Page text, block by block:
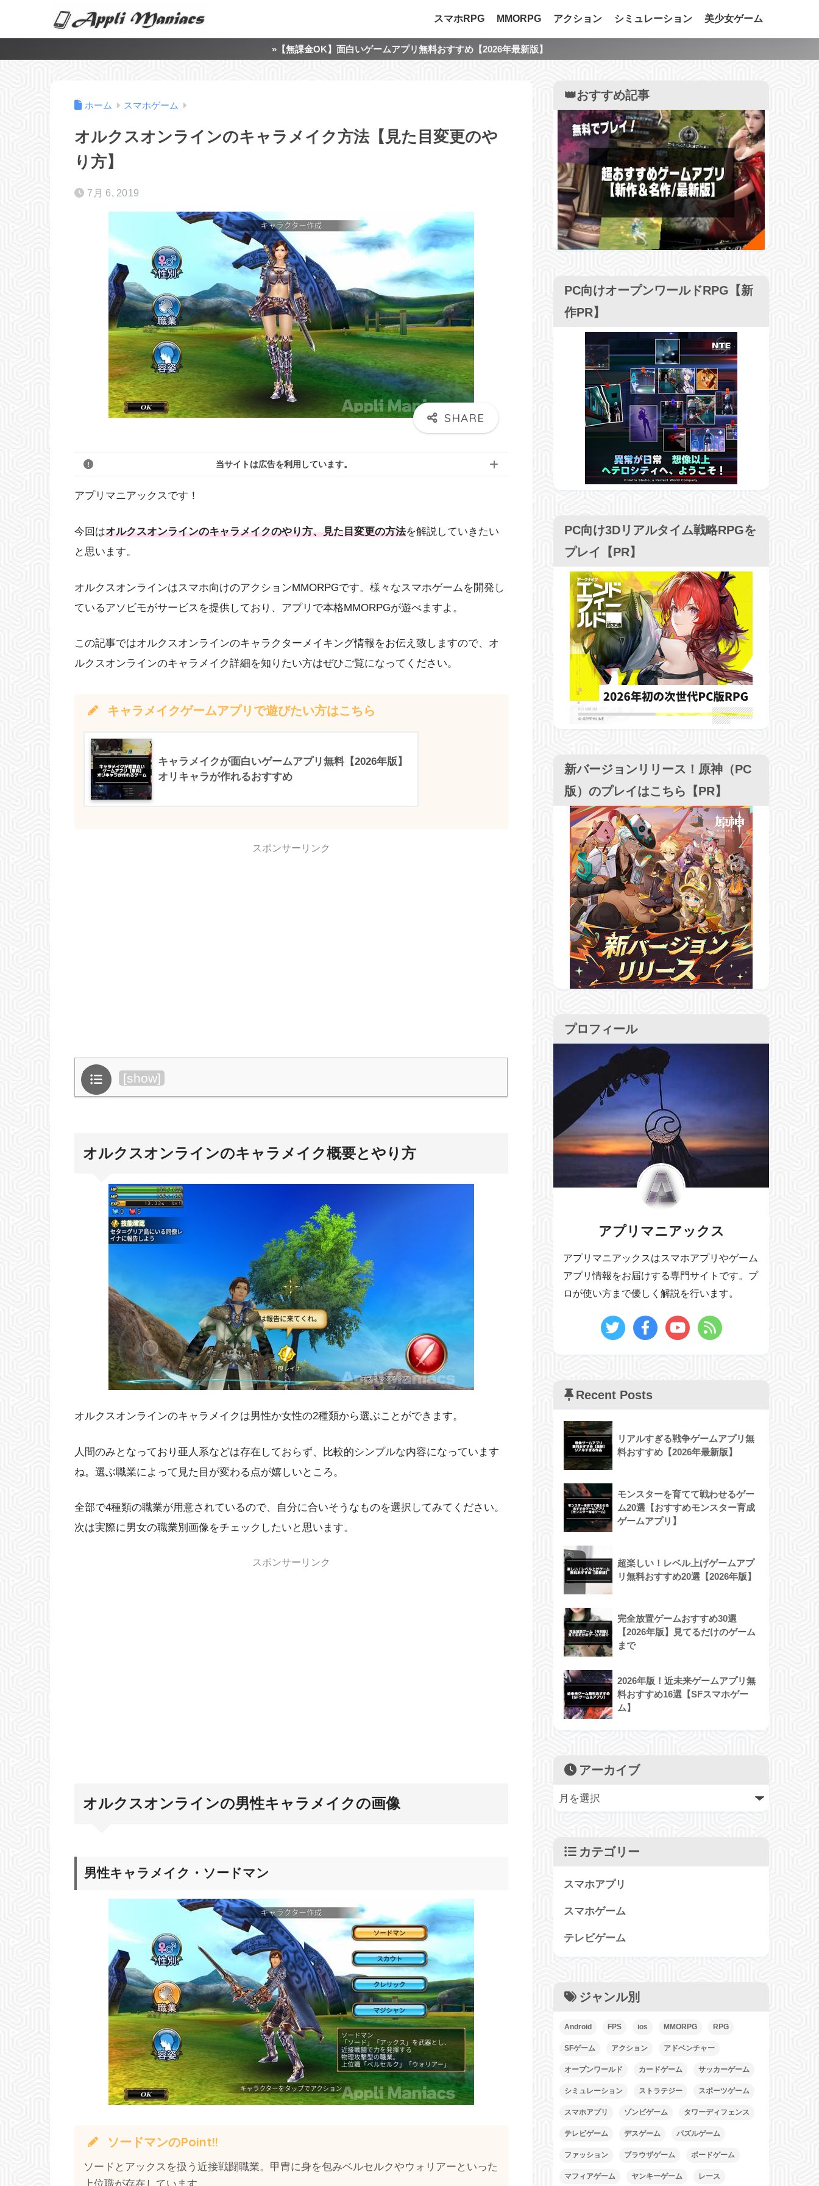
スマホRPG MMORPG アクション シミュレーション 美少女ゲーム
»【無課金OK】面白いゲームアプリ無料おすすめ【2026年最新版】
ホーム スマホゲーム
オルクスオンラインのキャラメイク方法【見た目変更のや
り方】
7月 6, 2019
当サイトは広告を利用しています。
アプリマニアックスです！
今回はオルクスオンラインのキャラメイクのやり方、見た目変更の方法を解説していきたい
と思います。
オルクスオンラインはスマホ向けのアクションMMORPGです。様々なスマホゲームを開発し
ているアソビモがサービスを提供しており、アプリで本格MMORPGが遊べますよ。
この記事ではオルクスオンラインのキャラクターメイキング情報をお伝え致しますので、オ
ルクスオンラインのキャラメイク詳細を知りたい方はぜひご覧になってください。
キャラメイクゲームアプリで遊びたい方はこちら
キャラメイクが面白いゲームアプリ無料【2026年版】
オリキャラが作れるおすすめ
スポンサーリンク
目次 [show]
オルクスオンラインのキャラメイク概要とやり方
オルクスオンラインのキャラメイクは男性か女性の2種類から選ぶことができます。
人間のみとなっており亜人系などは存在しておらず、比較的シンプルな内容になっています
ね。選ぶ職業によって見た目が変わる点が嬉しいところ。
全部で4種類の職業が用意されているので、自分に合いそうなものを選択してみてください。
次は実際に男女の職業別画像をチェックしたいと思います。
スポンサーリンク
オルクスオンラインの男性キャラメイクの画像
男性キャラメイク・ソードマン
ソードマンのPoint!!
ソードとアックスを扱う近接戦闘職業。甲冑に身を包みベルセルクやウォリアーといった
👑おすすめ記事
PC向けオープンワールドRPG【新
作PR】
PC向け3Dリアルタイム戦略RPGを
プレイ【PR】
新バージョンリリース！原神（PC
版）のプレイはこちら【PR】
プロフィール
アプリマニアックス
アプリマニアックスはスマホアプリやゲーム
アプリ情報をお届けする専門サイトです。プ
ロが使い方まで優しく解説を行います。
Recent Posts
リアルすぎる戦争ゲームアプリ無
料おすすめ【2026年最新版】
モンスターを育てて戦わせるゲー
ム20選【おすすめモンスター育成
ゲームアプリ】
超楽しい！レベル上げゲームアプ
リ無料おすすめ20選【2026年版】
完全放置ゲームおすすめ30選
【2026年版】見てるだけのゲーム
まで
2026年版！近未来ゲームアプリ無
料おすすめ16選【SFスマホゲー
ム】
アーカイブ
カテゴリー
スマホアプリ
スマホゲーム
テレビゲーム
ジャンル別
Android FPS ios MMORPG RPG
SFゲーム アクション アドベンチャー
オープンワールド カードゲーム サッカーゲーム
シミュレーション ストラテジー スポーツゲーム
スマホアプリ ゾンビゲーム タワーディフェンス
テレビゲーム デスゲーム パズルゲーム
ファッション ブラウザゲーム ボードゲーム
マフィアゲーム ヤンキーゲーム レース